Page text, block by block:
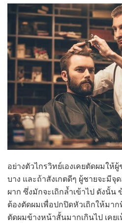
อย่างตัวไกรวิทย์เองเคยตัดผมใ
บาง และถ้าสังเกตดีๆ ผู้ชายจะมี
ผาก ซึ่งมักจะเถิกล้ำเข้าไป ดังนั้น
ต้องตัดผมเพื่อปกปิดหัวเถิกให้มา
ตัดผมข้างหน้าสั้นมากเกินไป เค